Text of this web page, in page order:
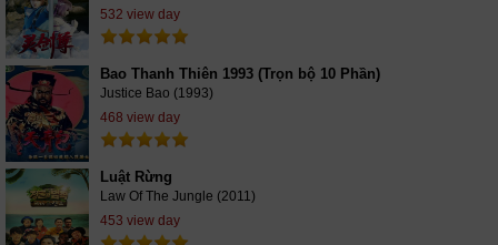
532 view day
Bao Thanh Thiên 1993 (Trọn bộ 10 Phần)
Justice Bao (1993)
468 view day
Luật Rừng
Law Of The Jungle (2011)
453 view day